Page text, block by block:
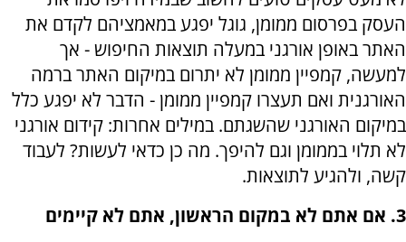
העסק בפרסום ממומן, גוגל יפגע במאמציהם לקדם את
האתר באופן אורגני במעלה תוצאות החיפוש - אך
למעשה, קמפיין ממומן לא יתרום במיקום האתר ברמה
האורגנית ואם תעצרו קמפיין ממומן - הדבר לא יפגע כלל
במיקום האורגני שהשגתם. במילים אחרות: קידום אורגני
לא תלוי בממומן וגם להיפך. מה כן כדאי לעשות? לעבוד
קשה, ולהגיע לתוצאות.
3. אם אתם לא במקום הראשון
, אתם לא קיימים